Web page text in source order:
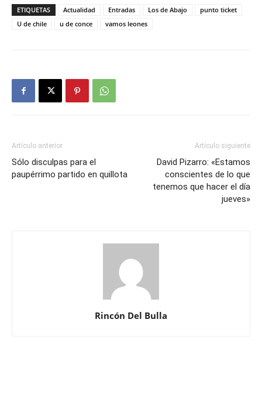
ETIQUETAS Actualidad Entradas Los de Abajo
punto ticket
U de chile
u de conce vamos leones
Artículo anterior
Sólo disculpas para el
paupérrimo partido en quillota
Artículo siguiente
David Pizarro: «Estamos
conscientes de lo que
tenemos que hacer el día
jueves»
Rincón Del Bulla